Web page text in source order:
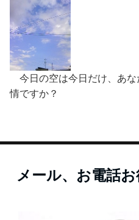
今日の空は今日だけ、あ
情ですか？
メール、お電話